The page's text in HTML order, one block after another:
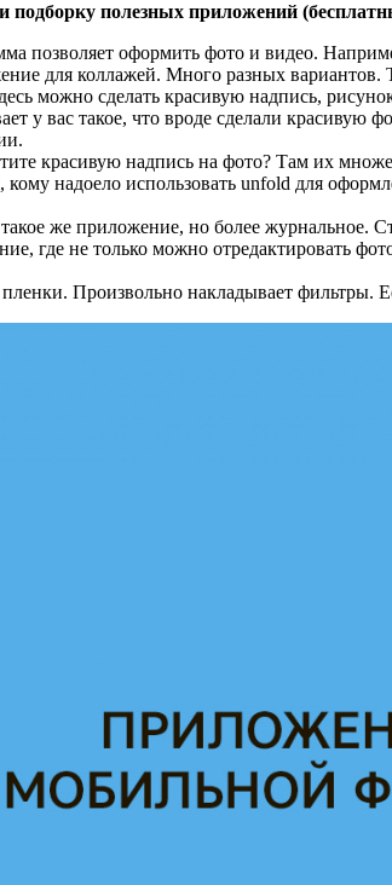
подборку полезных приложений
позволяет оформить фото и видео.
для коллажей. Много разных вариантов.
можно сделать красивую надпись,
у вас такое, что вроде сделали
красивую надпись на фото? Там их
кому надоело использовать unfold для
же приложение, но более журнальное.
где не только можно отредактировать
Произвольно накладывает фильтры.